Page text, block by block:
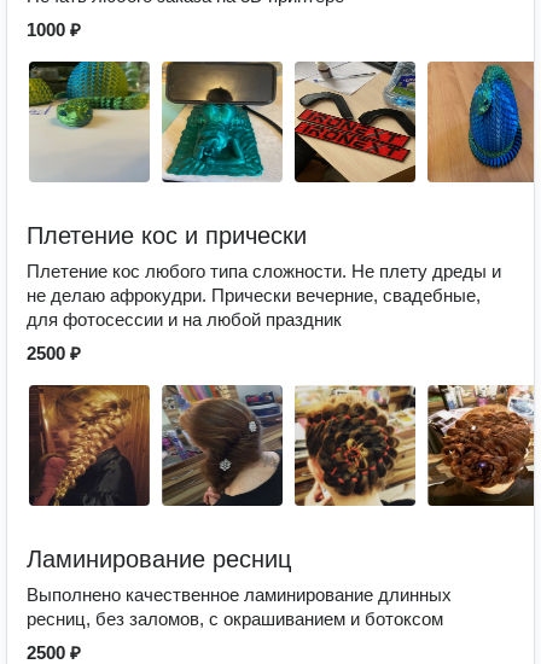
1000 ₽
Плетение кос и прически
Плетение кос любого типа сложности. Не плету дреды и
не делаю афрокудри. Прически вечерние, свадебные,
для фотосессии и на любой праздник
2500 ₽
Ламинирование ресниц
Выполнено качественное ламинирование длинных
ресниц, без заломов, с окрашиванием и ботоксом
2500 ₽